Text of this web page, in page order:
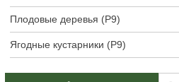
Плодовые деревья (Р9)
Ягодные кустарники (Р9)